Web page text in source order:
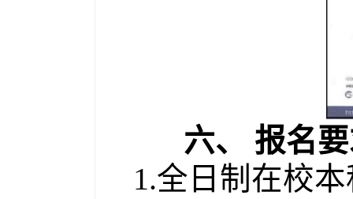
六、 报名
1.全日制在校